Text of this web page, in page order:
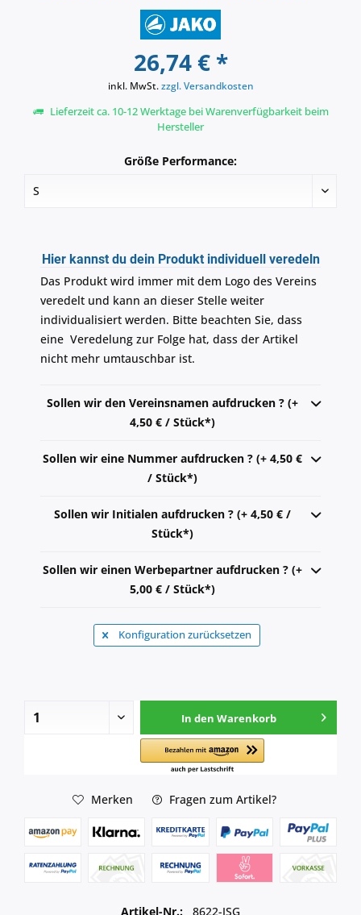
26,74 € *
inkl. MwSt.zzgl. Versandkosten
Lieferzeit ca. 10-12 Werktage bei Warenverfügbarkeit beim
Hersteller
Größe Performance:
Hier kannst du dein Produkt individuell veredeln
Das Produkt wird immer mit dem Logo des Vereins
veredelt und kann an dieser Stelle weiter
individualisiert werden. Bitte beachten Sie, dass
eine Veredelung zur Folge hat, dass der Artikel
nicht mehr umtauschbar ist.
Sollen wir den Vereinsnamen aufdrucken ? (+
4,50 € / Stück*)
Sollen wir eine Nummer aufdrucken ? (+ 4,50 €
/ Stück*)
Sollen wir Initialen aufdrucken ? (+ 4,50 € /
Stück*)
Sollen wir einen Werbepartner aufdrucken ? (+
5,00 € / Stück*)
Konfiguration zurücksetzen
In den Warenkorb
Merken Fragen zum Artikel?
Artikel-Nr.:
8622-JSG